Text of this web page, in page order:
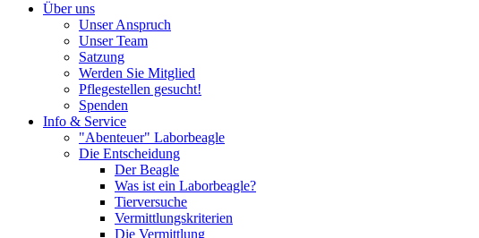
Über uns
Unser Anspruch
Unser Team
Satzung
Werden Sie Mitglied
Pflegestellen gesucht!
Spenden
Info & Service
"Abenteuer" Laborbeagle
Die Entscheidung
Der Beagle
Was ist ein Laborbeagle?
Tierversuche
Vermittlungskriterien
Die Vermittlung